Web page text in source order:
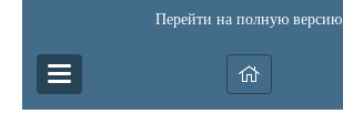
Перейти на полную версию